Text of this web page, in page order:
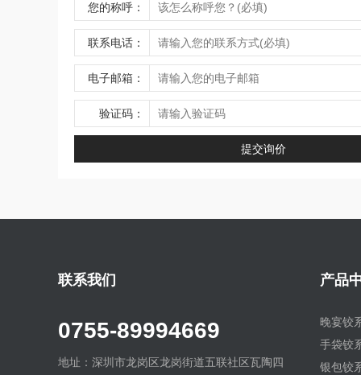
您的称呼：
联系电话：
电子邮箱：
验证码：
联系我们
0755-89994669
地址：深圳市龙岗区龙岗街道五联社区瓦陶四
产品
晚宴铰
手袋铰
银包铰